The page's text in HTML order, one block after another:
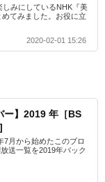
しみにしているNHK『美
てみました。お役に立
2020-02-01 15:26
ー】2019 年［BS
7月から始めたこのブロ
送一覧を2019年バック